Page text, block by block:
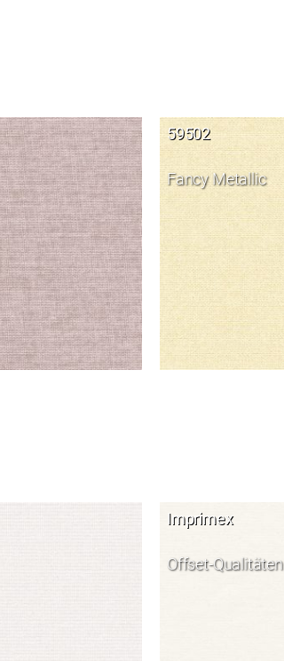
59502
Fancy Metallic
Imprimex
Offset-Qualitäten